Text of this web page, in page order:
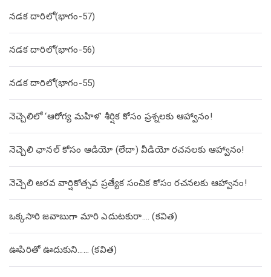
నడక దారిలో(భాగం-57)
నడక దారిలో(భాగం-56)
నడక దారిలో(భాగం-55)
నెచ్చెలిలో ‘ఆరోగ్య మహిళ’ శీర్షిక కోసం ప్రశ్నలకు ఆహ్వానం!
నెచ్చెలి ఛానల్ కోసం ఆడియో (లేదా) వీడియో రచనలకు ఆహ్వానం!
నెచ్చెలి ఆరవ వార్షికోత్సవ ప్రత్యేక సంచిక కోసం రచనలకు ఆహ్వానం!
ఒక్కసారి జవాబుగా మారి ఎదుటకురా…. (కవిత)
ఊపిరితో ఊదుకుని…… (కవిత)